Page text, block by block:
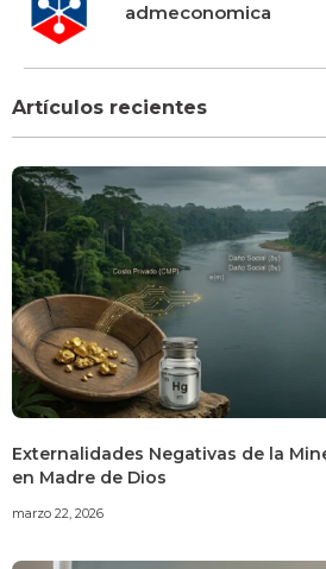
admeconomica
Artículos recientes
Externalidades Negativas de la
en Madre de Dios
marzo 22, 2026